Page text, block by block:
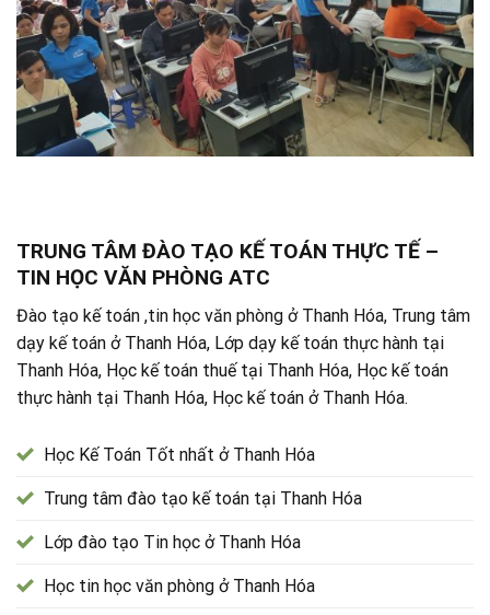
TRUNG TÂM ĐÀO TẠO KẾ TOÁN THỰC TẾ –
TIN HỌC VĂN PHÒNG ATC
Đào tạo kế toán ,tin học văn phòng ở Thanh Hóa, Trung tâm
dạy kế toán ở Thanh Hóa, Lớp dạy kế toán thực hành tại
Thanh Hóa, Học kế toán thuế tại Thanh Hóa, Học kế toán
thực hành tại Thanh Hóa, Học kế toán ở Thanh Hóa.
Học Kế Toán Tốt nhất ở Thanh Hóa
Trung tâm đào tạo kế toán tại Thanh Hóa
Lớp đào tạo Tin học ở Thanh Hóa
Học tin học văn phòng ở Thanh Hóa